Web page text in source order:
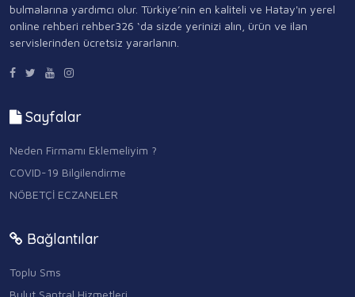
bulmalarına yardımcı olur. Türkiye’nin en kaliteli ve Hatay'ın yerel
online rehberi rehber326 ‘da sizde yerinizi alın, ürün ve ilan
servislerinden ücretsiz yararlanın.
Sayfalar
Neden Firmamı Eklemeliyim ?
COVID-19 Bilgilendirme
NÖBETÇİ ECZANELER
Bağlantılar
Toplu Sms
Bulut Santral Hizmetleri